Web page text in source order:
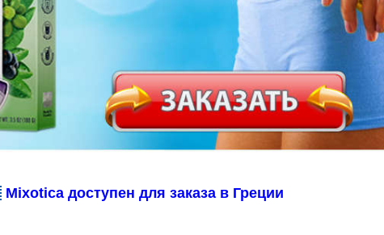
Mixotica доступен для заказа в Греции